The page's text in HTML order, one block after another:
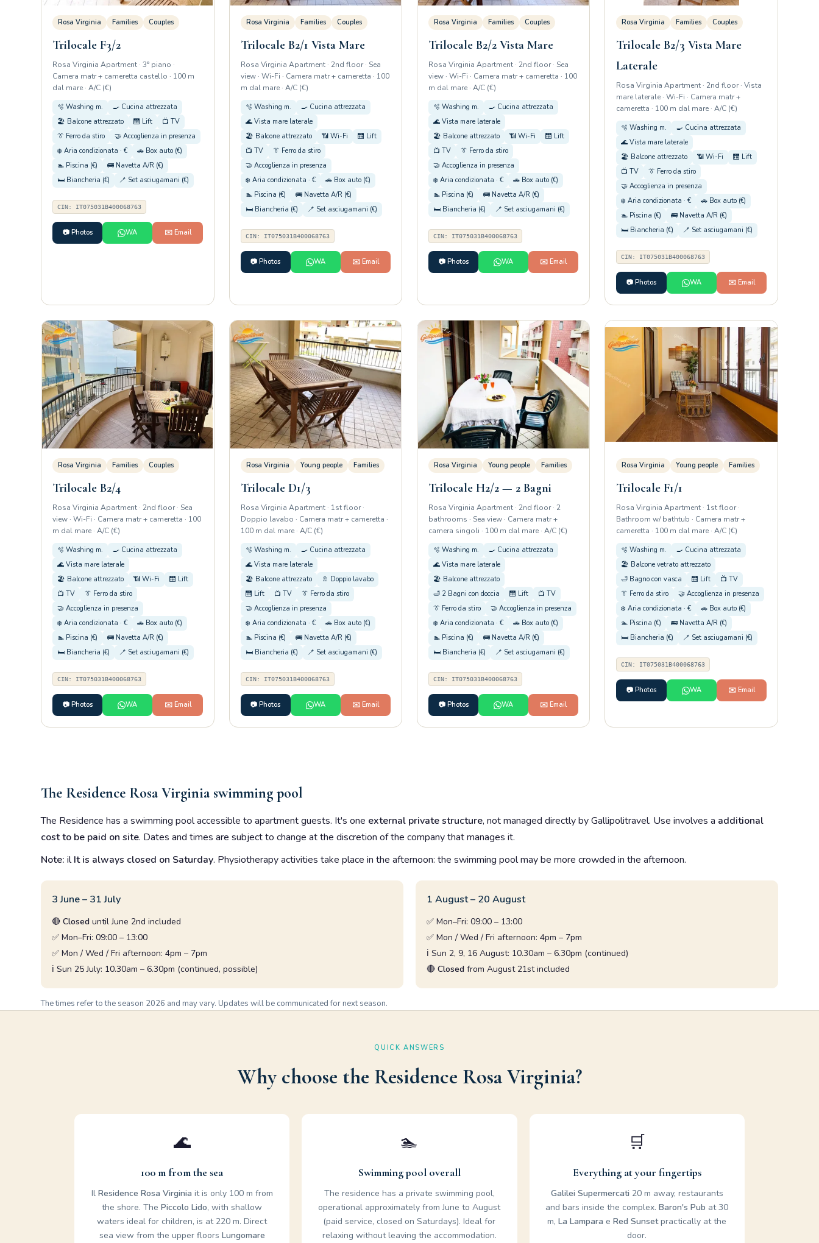
Rosa Virginia Families Couples
Trilocale F3/2
Rosa Virginia Apartment · 3° piano ·
Camera matr + cameretta castello · 100 m
dal mare · A/C (€)
🫧 Washing m.
🍳 Cucina attrezzata
🏖️ Balcone attrezzato
🛗 Lift
📺 TV
👔 Ferro da stiro
🤝 Accoglienza in presenza
❄️ Aria condizionata · €
🚗 Box auto (€)
🏊 Piscina (€)
🚌 Navetta A/R (€)
🛏️ Biancheria (€)
🪥 Set asciugamani (€)
CIN: IT075031B400068763
📷 Photos WA ✉️ Email
Rosa Virginia Families Couples
Trilocale B2/1 Vista Mare
Rosa Virginia Apartment · 2nd floor · Sea
view · Wi-Fi · Camera matr + cameretta · 100
m dal mare · A/C (€)
🫧 Washing m.
🍳 Cucina attrezzata
🌊 Vista mare laterale
🏖️ Balcone attrezzato
📶 Wi-Fi
🛗 Lift
📺 TV
👔 Ferro da stiro
🤝 Accoglienza in presenza
❄️ Aria condizionata · €
🚗 Box auto (€)
🏊 Piscina (€)
🚌 Navetta A/R (€)
🛏️ Biancheria (€)
🪥 Set asciugamani (€)
CIN: IT075031B400068763
📷 Photos WA ✉️ Email
Rosa Virginia Families Couples
Trilocale B2/2 Vista Mare
Rosa Virginia Apartment · 2nd floor · Sea
view · Wi-Fi · Camera matr + cameretta · 100
m dal mare · A/C (€)
🫧 Washing m.
🍳 Cucina attrezzata
🌊 Vista mare laterale
🏖️ Balcone attrezzato
📶 Wi-Fi
🛗 Lift
📺 TV
👔 Ferro da stiro
🤝 Accoglienza in presenza
❄️ Aria condizionata · €
🚗 Box auto (€)
🏊 Piscina (€)
🚌 Navetta A/R (€)
🛏️ Biancheria (€)
🪥 Set asciugamani (€)
CIN: IT075031B400068763
📷 Photos WA ✉️ Email
Rosa Virginia Families Couples
Trilocale B2/3 Vista Mare
Laterale
Rosa Virginia Apartment · 2nd floor · Vista
mare laterale · Wi-Fi · Camera matr +
cameretta · 100 m dal mare · A/C (€)
🫧 Washing m.
🍳 Cucina attrezzata
🌊 Vista mare laterale
🏖️ Balcone attrezzato
📶 Wi-Fi
🛗 Lift
📺 TV
👔 Ferro da stiro
🤝 Accoglienza in presenza
❄️ Aria condizionata · €
🚗 Box auto (€)
🏊 Piscina (€)
🚌 Navetta A/R (€)
🛏️ Biancheria (€)
🪥 Set asciugamani (€)
CIN: IT075031B400068763
📷 Photos WA ✉️ Email
Rosa Virginia Families Couples
Trilocale B2/4
Rosa Virginia Apartment · 2nd floor · Sea
view · Wi-Fi · Camera matr + cameretta · 100
m dal mare · A/C (€)
🫧 Washing m.
🍳 Cucina attrezzata
🌊 Vista mare laterale
🏖️ Balcone attrezzato
📶 Wi-Fi
🛗 Lift
📺 TV
👔 Ferro da stiro
🤝 Accoglienza in presenza
❄️ Aria condizionata · €
🚗 Box auto (€)
🏊 Piscina (€)
🚌 Navetta A/R (€)
🛏️ Biancheria (€)
🪥 Set asciugamani (€)
CIN: IT075031B400068763
📷 Photos WA ✉️ Email
Rosa Virginia Young people Families
Trilocale D1/3
Rosa Virginia Apartment · 1st floor ·
Doppio lavabo · Camera matr + cameretta ·
100 m dal mare · A/C (€)
🫧 Washing m.
🍳 Cucina attrezzata
🌊 Vista mare laterale
🏖️ Balcone attrezzato
🚿 Doppio lavabo
🛗 Lift
📺 TV
👔 Ferro da stiro
🤝 Accoglienza in presenza
❄️ Aria condizionata · €
🚗 Box auto (€)
🏊 Piscina (€)
🚌 Navetta A/R (€)
🛏️ Biancheria (€)
🪥 Set asciugamani (€)
CIN: IT075031B400068763
📷 Photos WA ✉️ Email
Rosa Virginia Young people Families
Trilocale H2/2 — 2 Bagni
Rosa Virginia Apartment · 2nd floor · 2
bathrooms · Sea view · Camera matr +
camera singoli · 100 m dal mare · A/C (€)
🫧 Washing m.
🍳 Cucina attrezzata
🌊 Vista mare laterale
🏖️ Balcone attrezzato
🛁 2 Bagni con doccia
🛗 Lift
📺 TV
👔 Ferro da stiro
🤝 Accoglienza in presenza
❄️ Aria condizionata · €
🚗 Box auto (€)
🏊 Piscina (€)
🚌 Navetta A/R (€)
🛏️ Biancheria (€)
🪥 Set asciugamani (€)
CIN: IT075031B400068763
📷 Photos WA ✉️ Email
Rosa Virginia Young people Families
Trilocale F1/1
Rosa Virginia Apartment · 1st floor ·
Bathroom w/ bathtub · Camera matr +
cameretta · 100 m dal mare · A/C (€)
🫧 Washing m.
🍳 Cucina attrezzata
🏖️ Balcone vetrato attrezzato
🛁 Bagno con vasca
🛗 Lift
📺 TV
👔 Ferro da stiro
🤝 Accoglienza in presenza
❄️ Aria condizionata · €
🚗 Box auto (€)
🏊 Piscina (€)
🚌 Navetta A/R (€)
🛏️ Biancheria (€)
🪥 Set asciugamani (€)
CIN: IT075031B400068763
📷 Photos WA ✉️ Email
The Residence Rosa Virginia swimming pool
The Residence has a swimming pool accessible to apartment guests. It's one external private structure, not managed directly by Gallipolitravel. Use involves a additional
cost to be paid on site. Dates and times are subject to change at the discretion of the company that manages it.
Note: ilIt is always closed on Saturday. Physiotherapy activities take place in the afternoon: the swimming pool may be more crowded in the afternoon.
3 June – 31 July
🔴Closed until June 2nd included
✅ Mon–Fri: 09:00 – 13:00
✅ Mon / Wed / Fri afternoon: 4pm – 7pm
ℹ️ Sun 25 July: 10.30am – 6.30pm (continued, possible)
1 August – 20 August
✅ Mon–Fri: 09:00 – 13:00
✅ Mon / Wed / Fri afternoon: 4pm – 7pm
ℹ️ Sun 2, 9, 16 August: 10.30am – 6.30pm (continued)
🔴 Closed from August 21st included
The times refer to the season 2026 and may vary. Updates will be communicated for next season.
QUICK ANSWERS
Why choose the Residence Rosa Virginia?
🌊
100 m from the sea
Il Residence Rosa Virginia it is only 100 m from
the shore. ThePiccolo Lido, with shallow
waters ideal for children, is at 220 m. Direct
sea view from the upper floors Lungomare
🏊
Swimming pool overall
The residence has a private swimming pool,
operational approximately from June to August
(paid service, closed on Saturdays). Ideal for
relaxing without leaving the accommodation.
🛒
Everything at your fingertips
Galilei Supermercati 20 m away, restaurants
and bars inside the complex.Baron's Pub at 30
m,La Lampara eRed Sunsetpractically at the
door.